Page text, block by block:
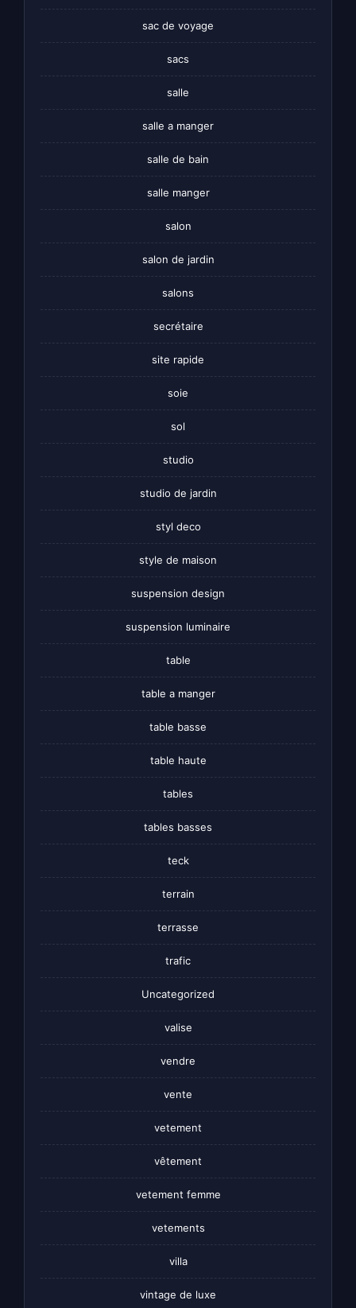
sac de voyage
sacs
salle
salle a manger
salle de bain
salle manger
salon
salon de jardin
salons
secrétaire
site rapide
soie
sol
studio
studio de jardin
styl deco
style de maison
suspension design
suspension luminaire
table
table a manger
table basse
table haute
tables
tables basses
teck
terrain
terrasse
trafic
Uncategorized
valise
vendre
vente
vetement
vêtement
vetement femme
vetements
villa
vintage de luxe